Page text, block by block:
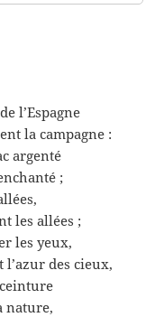
l’Espagne
la campagne :
argenté
;
les allées ;
les yeux,
l’azur des cieux,
nature,